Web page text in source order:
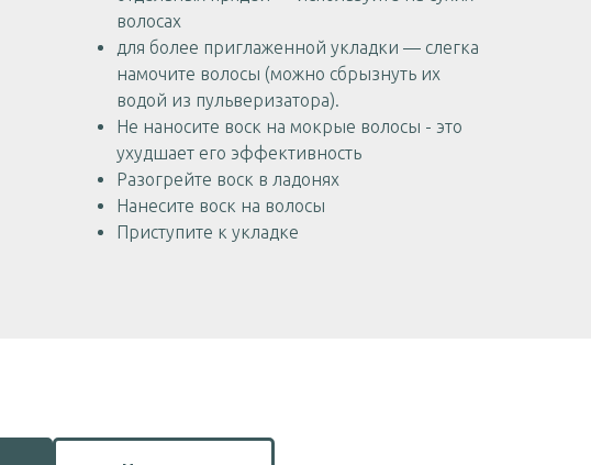
волосах
для более приглаженной укладки — слегка
намочите волосы (можно сбрызнуть их
водой из пульверизатора).
Не наносите воск на мокрые волосы - это
ухудшает его эффективность
Разогрейте воск в ладонях
Нанесите воск на волосы
Приступите к укладке